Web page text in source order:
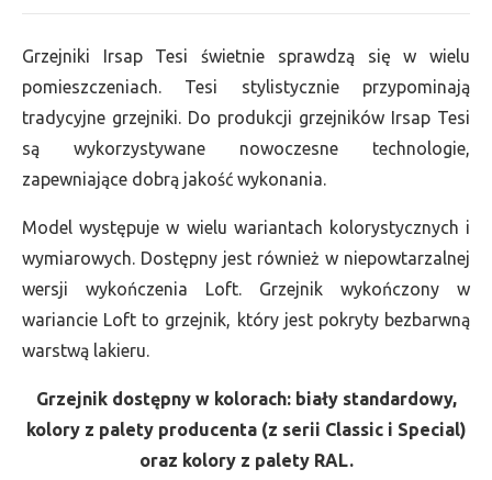
Grzejniki Irsap Tesi świetnie sprawdzą się w wielu
pomieszczeniach. Tesi stylistycznie przypominają
tradycyjne grzejniki. Do produkcji grzejników Irsap Tesi
są wykorzystywane nowoczesne technologie,
zapewniające dobrą jakość wykonania.
Model występuje w wielu wariantach kolorystycznych i
wymiarowych. Dostępny jest również w niepowtarzalnej
wersji wykończenia Loft. Grzejnik wykończony w
wariancie Loft to grzejnik, który jest pokryty bezbarwną
warstwą lakieru.
Grzejnik dostępny w kolorach: biały standardowy,
kolory z palety producenta (z serii Classic i Special)
oraz kolory z palety RAL.